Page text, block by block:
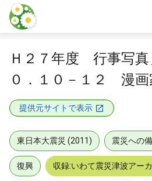
本文に飛ぶ
Ｈ２７年度 行事写真
０．１０－１２ 漫画
提供元サイトで表示
東日本大震災 (2011) 震災への
復興 収録:いわて震災津波アー